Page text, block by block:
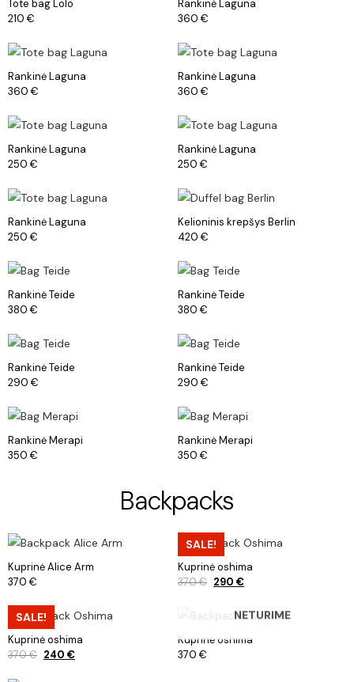
Tote bag Lolo
210€
Rankinė Laguna
360€
Rankinė Laguna
360€
Rankinė Laguna
360€
Rankinė Laguna
250€
Rankinė Laguna
250€
Rankinė Laguna
250€
Kelioninis krepšys Berlin
420€
Rankinė Teide
380€
Rankinė Teide
380€
Rankinė Teide
290€
Rankinė Teide
290€
Rankinė Merapi
350€
Rankinė Merapi
350€
Backpacks
Kuprinė Alice Arm
370€
SALE!
Kuprinė oshima
370€ 290 €
SALE!
Kuprinė oshima
370€ 240 €
NETURIME
Kuprinė oshima
370€